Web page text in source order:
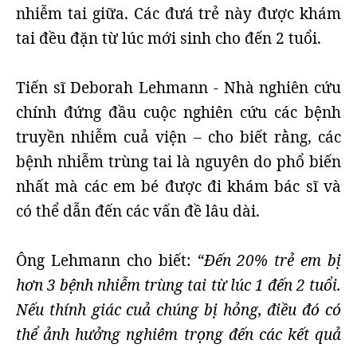
nhiễm tai giữa. Các đưá trẻ này được khám
tai đều đặn từ lúc mới sinh cho đến 2 tuổi.
Tiến sĩ Deborah Lehmann - Nhà nghiên cứu
chính đứng đầu cuộc nghiên cứu các bệnh
truyền nhiễm cuả viện – cho biết rằng, các
bệnh nhiễm trùng tai là nguyên do phổ biến
nhất mà các em bé được đi khám bác sĩ và
có thể dẫn đến các vấn đề lâu dài.
Ông Lehmann cho biết: “Đến 20% trẻ em bị
hơn 3 bệnh nhiễm trùng tai từ lúc 1 đến 2 tuổi.
Nếu thính giác cuả chúng bị hỏng, điều đó có
thể ảnh hưởng nghiêm trọng đến các kết quả